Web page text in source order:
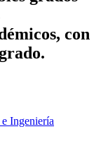
con
Ingeniería